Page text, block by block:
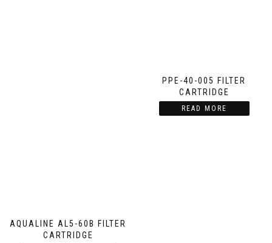
AQUALINE AL5-60B FILTER
CARTRIDGE
PPE-40-005 FILTER
CARTRIDGE
READ MORE